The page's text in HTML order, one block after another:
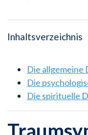
Inhaltsverzeichnis
Die allgemeine
Die
Die spirituelle